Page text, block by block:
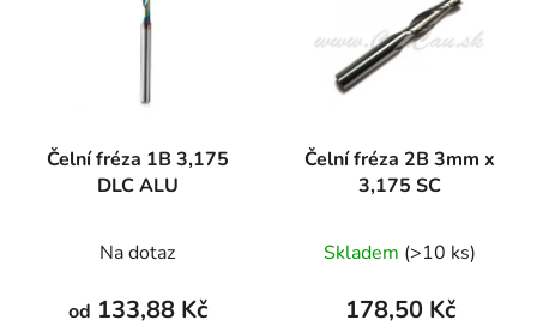
Čelní fréza 1B 3,175
DLC ALU
Na dotaz
od 133,88 Kč
Čelní fréza 2B 3mm x
3,175 SC
Skladem (>10 ks)
178,50 Kč